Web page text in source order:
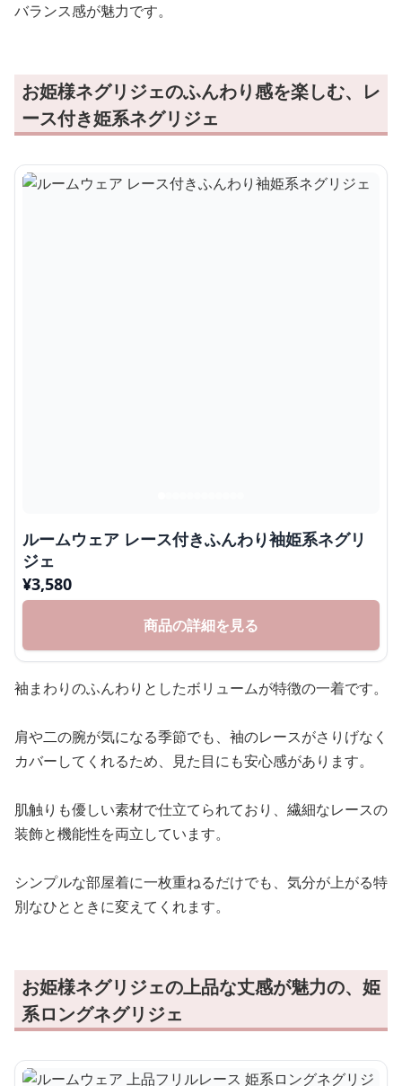
バランス感が魅力です。
お姫様ネグリジェのふんわり感を楽しむ、レ
ース付き姫系ネグリジェ
ルームウェア レース付きふんわり袖姫系ネグリ
ジェ
¥3,580
商品の詳細を見る
袖まわりのふんわりとしたボリュームが特徴の一着です。
肩や二の腕が気になる季節でも、袖のレースがさりげなく
カバーしてくれるため、見た目にも安心感があります。
肌触りも優しい素材で仕立てられており、繊細なレースの
装飾と機能性を両立しています。
シンプルな部屋着に一枚重ねるだけでも、気分が上がる特
別なひとときに変えてくれます。
お姫様ネグリジェの上品な丈感が魅力の、姫
系ロングネグリジェ